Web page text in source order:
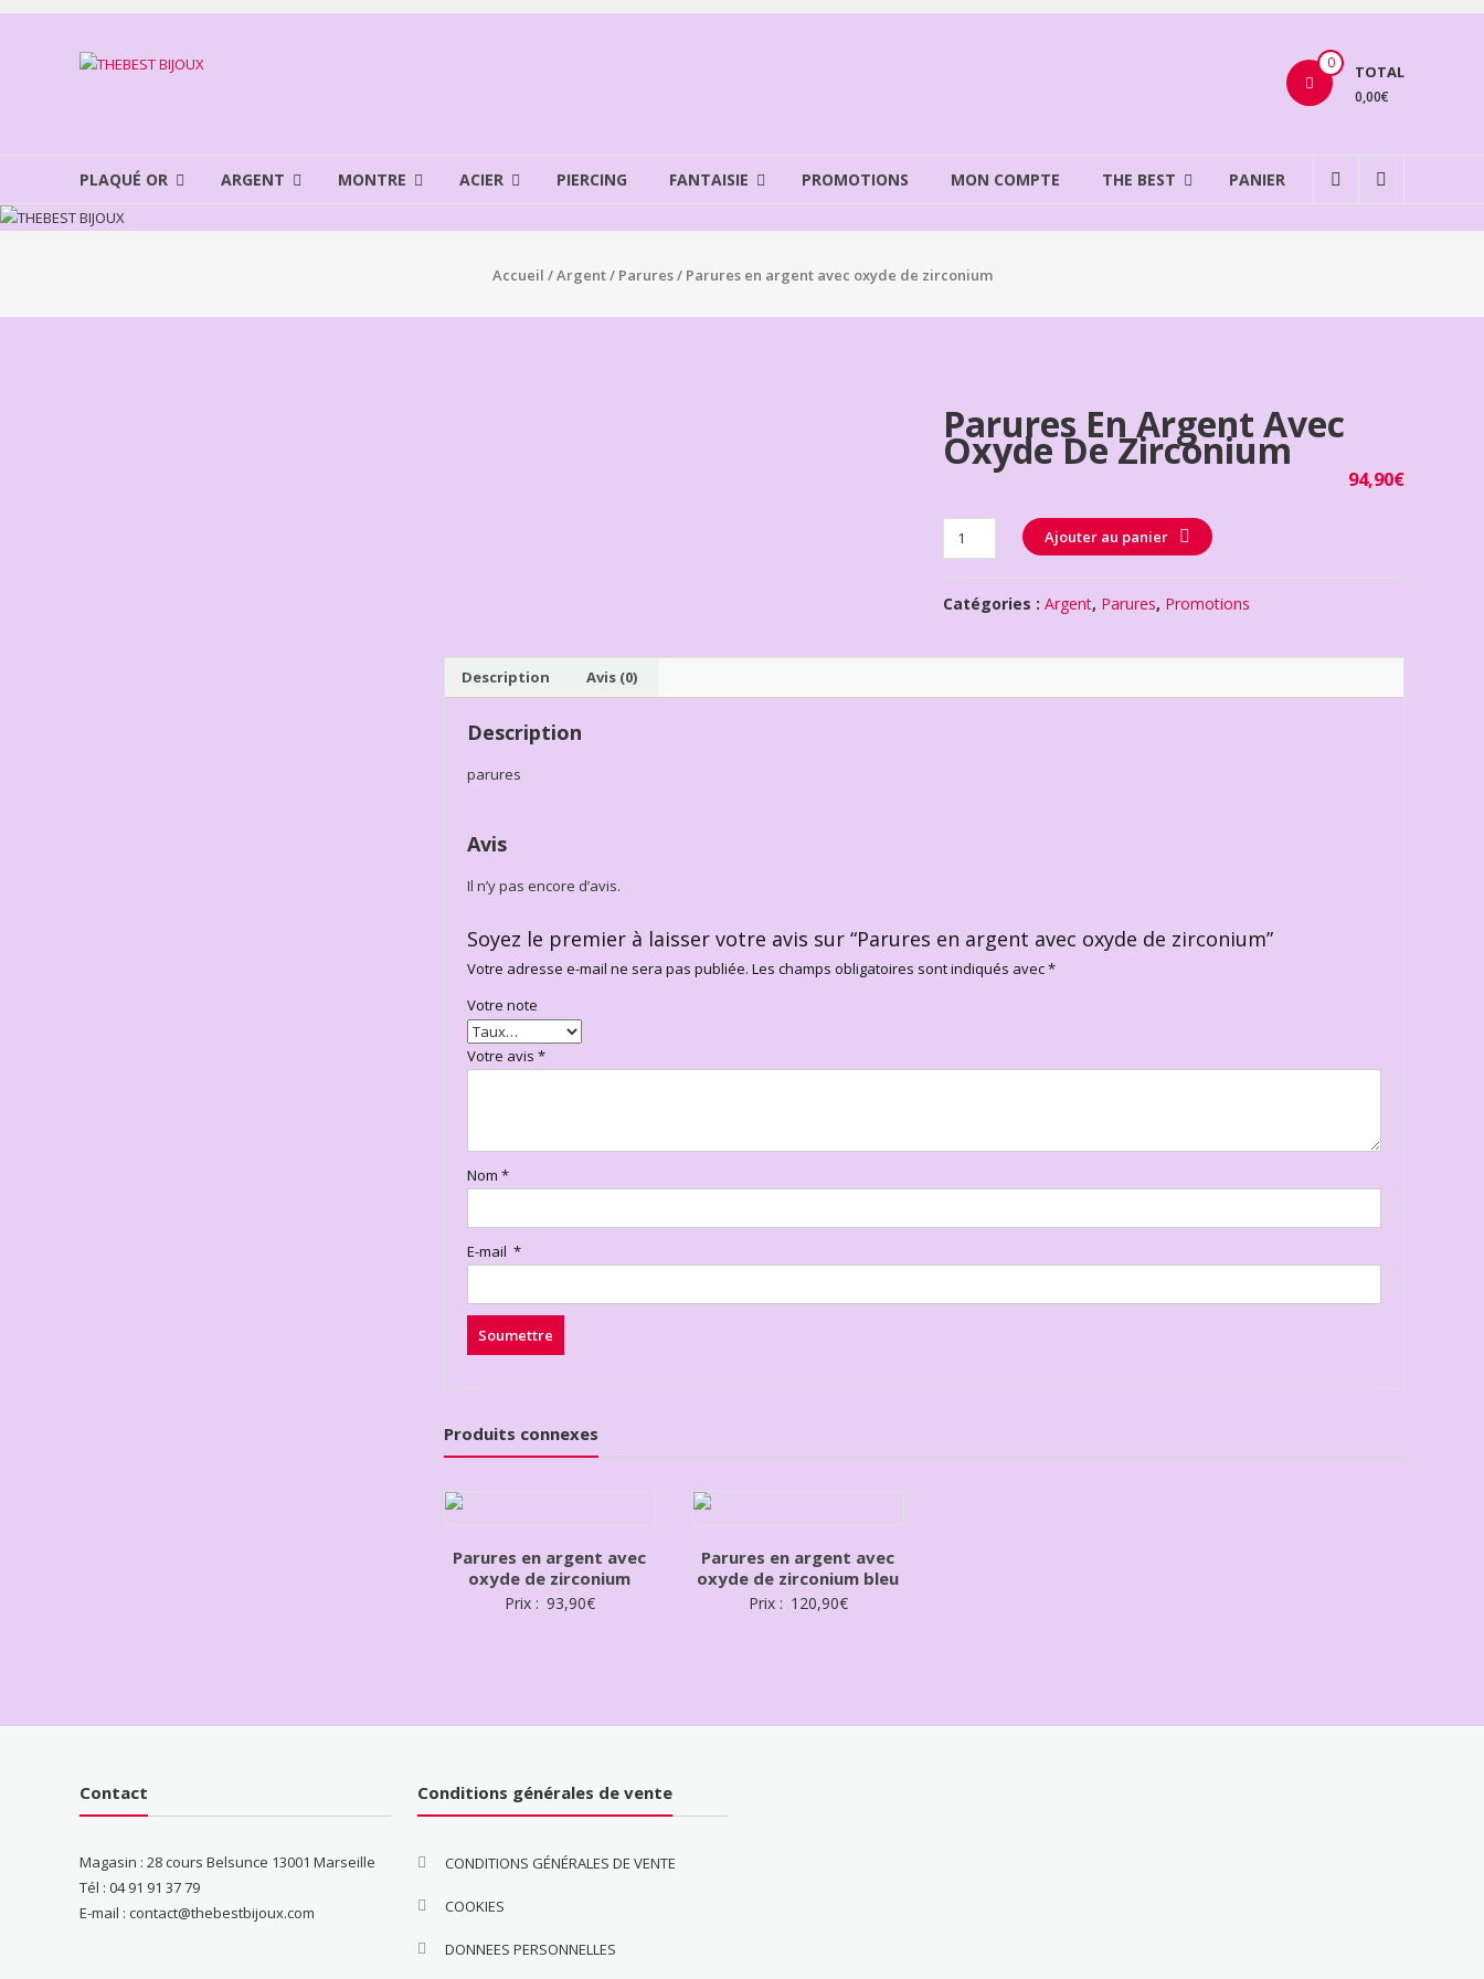
Aller
THEBEST
BIJOUX
0 TOTAL
0,00€
PLAQUÉ OR ARGENT MONTRE ACIER PIERCING FANTAISIE PROMOTIONS MON COMPTE THE BEST PANIER
Accueil /Argent/ Parures/ Parures en argent avec oxyde de zirconium
Parures En Argent Avec
Oxyde De Zirconium
94,90€
Quantité Ajouter au panier
Catégories :Argent, Parures, Promotions
Description Avis (0)
Description
parures
Avis
Il n’y pas encore d’avis.
Soyez le premier à laisser votre avis sur “Parures en argent avec oxyde de zirconium”
Votre adresse e-mail ne sera pas publiée. Les champs obligatoires sont indiqués avec*
Votre note
Votre avis *
Nom *
E-mail *
Produits connexes
Parures en argent avec
oxyde de zirconium
Prix : 93,90€
Parures en argent avec
oxyde de zirconium bleu
Prix : 120,90€
Contact
Magasin : 28 cours Belsunce 13001 Marseille
Tél : 04 91 91 37 79
E-mail : contact@thebestbijoux.com
Conditions générales de vente
CONDITIONS GÉNÉRALES DE VENTE
COOKIES
DONNEES PERSONNELLES